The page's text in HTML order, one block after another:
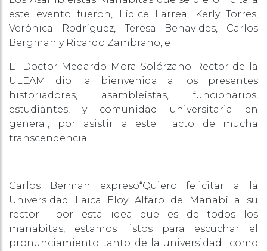
este evento fueron, Lídice Larrea, Kerly Torres,
Verónica Rodríguez, Teresa Benavides, Carlos
Bergman y Ricardo Zambrano, el
El Doctor Medardo Mora Solórzano Rector de la
ULEAM dio la bienvenida a los presentes
historiadores, asambleístas, funcionarios,
estudiantes, y comunidad universitaria en
general, por asistir a este acto de mucha
transcendencia.
Carlos Berman expreso“Quiero felicitar a la
Universidad Laica Eloy Alfaro de Manabí a su
rector por esta idea que es de todos los
manabitas, estamos listos para escuchar el
pronunciamiento tanto de la universidad como